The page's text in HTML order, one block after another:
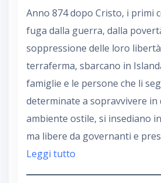
Anno 874 dopo Cristo, i primi
fuga dalla guerra, dalla
soppressione delle loro
terraferma, sbarcano in
famiglie e le persone che li
determinate a sopravvivere in
ambiente ostile, si insediano
ma libere da governanti e
Leggi tutto